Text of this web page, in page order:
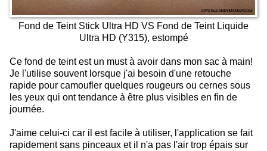
Fond de Teint Stick Ultra HD VS Fond de Teint Liquide
Ultra HD (Y315), estompé
Ce fond de teint est un must à avoir dans mon sac à main!
Je l'utilise souvent lorsque j'ai besoin d'une retouche
rapide pour camoufler quelques rougeurs ou cernes sous
les yeux qui ont tendance à être plus visibles en fin de
journée.
J'aime celui-ci car il est facile à utiliser, l'application se fait
rapidement sans pinceaux et il n'a pas l'air trop épais sur